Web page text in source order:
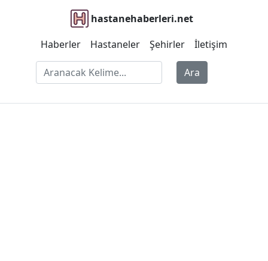
hastanehaberleri.net
Haberler
Hastaneler Şehirler İletişim
Ara